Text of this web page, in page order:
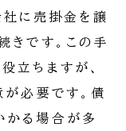
社に売掛金を譲
きです。この手
立ちますが、
が必要です。債
かる場合が多